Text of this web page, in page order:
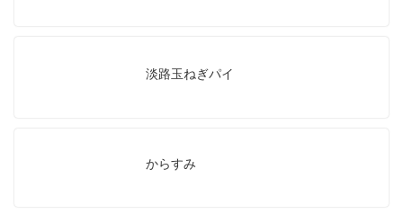
淡路玉ねぎパイ
からすみ